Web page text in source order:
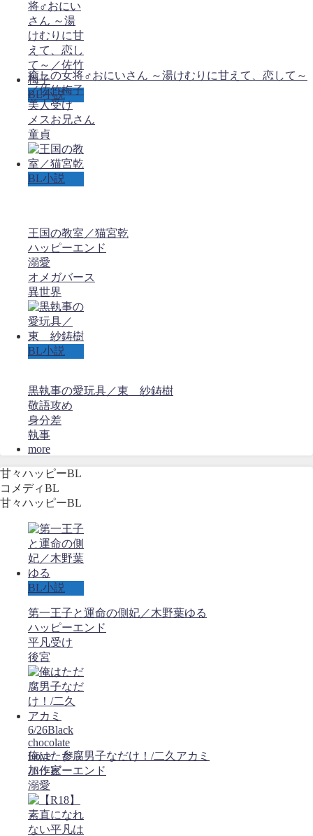
BL小説
癒しの女将♂おにいさん ～湯けむりに甘えて、恋して～
／佐竹梅子
美人受け
メスお兄さん
童貞
BL小説
王国の教室／猫宮乾
ハッピーエンド
溺愛
オメガバース
異世界
BL小説
黒執事の愛玩具／東 紗鋳樹
敬語攻め
身分差
執事
more
甘々ハッピーBL
コメディBL
甘々ハッピーBL
BL小説
第一王子と運命の側妃／木野葉ゆる
ハッピーエンド
平凡受け
後宮
6/26Black
chocolate
Love 参
加作家
俺はただ腐男子なだけ！/二久アカミ
ハッピーエンド
溺愛